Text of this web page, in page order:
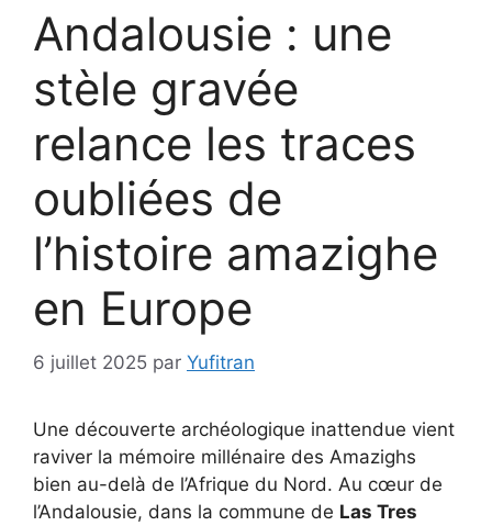
Andalousie : une
stèle gravée
relance les traces
oubliées de
l’histoire amazighe
en Europe
6 juillet 2025 par Yufitran
Une découverte archéologique inattendue vient
raviver la mémoire millénaire des Amazighs
bien au-delà de l’Afrique du Nord. Au cœur de
l’Andalousie, dans la commune de Las Tres